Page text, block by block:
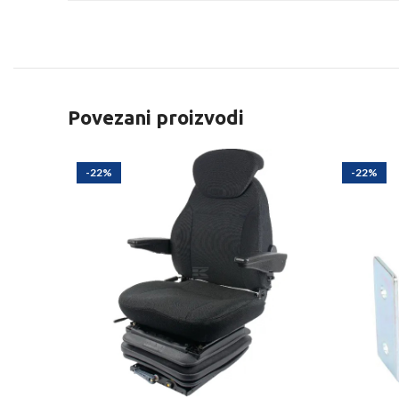
Povezani proizvodi
-22% -22%